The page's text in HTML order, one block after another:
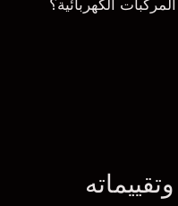
الكهربائية؟